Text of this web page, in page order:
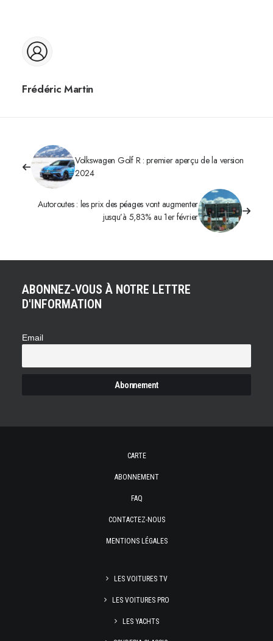
Frédéric Martin
Volkswagen Golf R : premier aperçu de la version
2024
Autoroutes : les prix des péages vont augmenter
jusqu’à 5,83% au 1er février
ABONNEZ-VOUS À NOTRE LETTRE
D'INFORMATION
Email
CARTE
ABONNEMENT
FAQ
CONTACTEZ-NOUS
MENTIONS LÉGALES
LES VOITURES TV
LES VOITURES PRO
LES YACHTS